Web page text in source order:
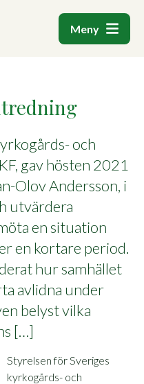
Meny
och
gav hösten 2021
Olov Andersson, i
utvärdera
en situation
en kortare period.
hur samhället
avlidna under
belyst vilka
[…]
Styrelsen för Sveriges
kyrkogårds- och